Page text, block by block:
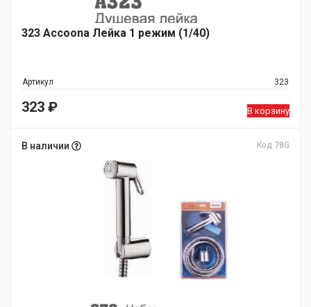
323 Accoona Лейка 1 режим (1/40)
Артикул 323
323 ₽ В корзину
В наличии Код 78G